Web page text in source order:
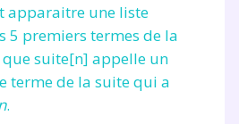
apparaitre une liste
5 premiers termes de la
suite[n] appelle un
terme de la suite qui a
.